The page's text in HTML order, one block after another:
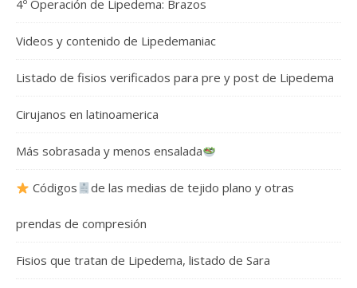
4º Operación de Lipedema: Brazos
Videos y contenido de Lipedemaniac
Listado de fisios verificados para pre y post de Lipedema
Cirujanos en latinoamerica
Más sobrasada y menos ensalada
Códigos de las medias de tejido plano y otras
prendas de compresión
Fisios que tratan de Lipedema, listado de Sara